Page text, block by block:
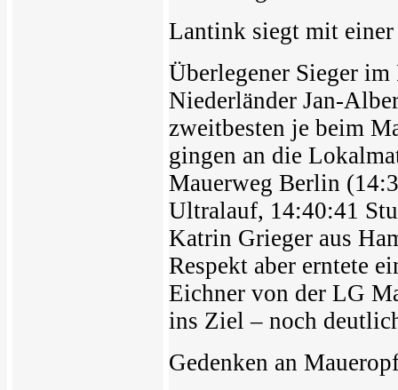
Lantink siegt mit einer
Überlegener Sieger
Niederländer Jan-
zweitbesten je beim
gingen an die
Mauerweg Berlin
Ultralauf, 14:40:41
Katrin Grieger aus
Respekt aber erntete
Eichner von der LG
ins Ziel – noch
Gedenken an